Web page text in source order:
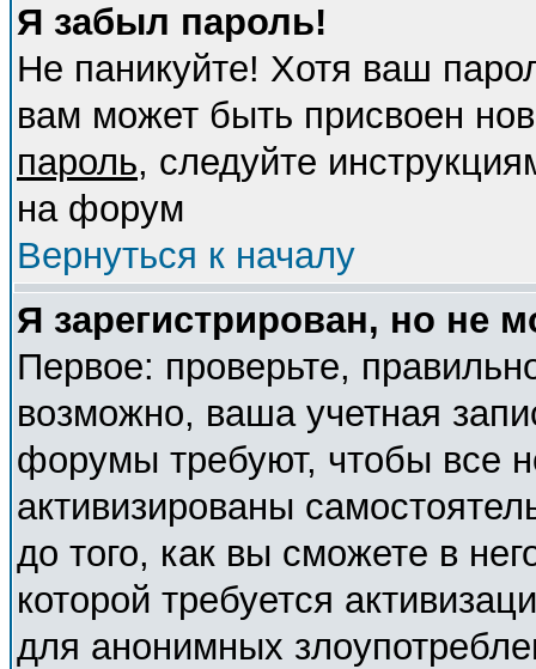
Я забыл пароль!
Не паникуйте! Хотя ваш
вам может быть присвоен
пароль, следуйте
на форум
Вернуться к началу
Я зарегистрирован, но не
Первое: проверьте,
возможно, ваша учетная
форумы требуют, чтобы все
активизированы
до того, как вы сможете в
которой требуется
для анонимных